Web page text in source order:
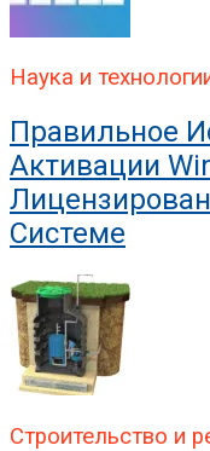
Наука и
Правильное
Активации
Системе
Строительство и